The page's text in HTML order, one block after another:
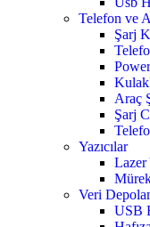
Telefon ve
Şarj
Araç
Şarj
Yazıcılar
Lazer
Veri
USB